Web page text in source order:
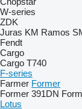
W-series
ZDK
Juras KM Ramos
Fendt
Cargo
Cargo T740
F-series
Farmer Former
Former 391DN
Lotus